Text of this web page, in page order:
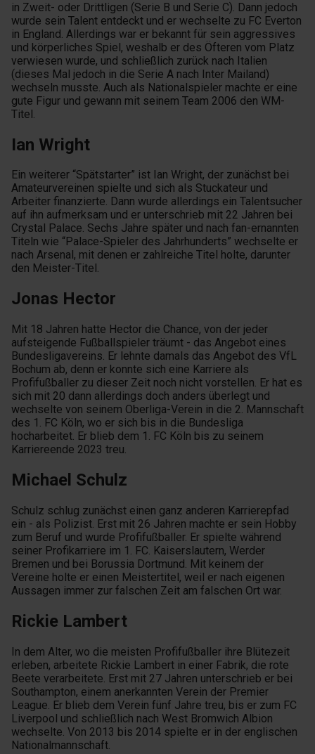
in Zweit- oder Drittligen (Serie B und Serie C). Dann jedoch
wurde sein Talent entdeckt und er wechselte zu FC Everton
in England. Allerdings war er bekannt für sein aggressives
und körperliches Spiel, weshalb er des Öfteren vom Platz
verwiesen wurde, und schließlich zurück nach Italien
(dieses Mal jedoch in die Serie A nach Inter Mailand)
wechseln musste. Auch als Nationalspieler machte er eine
gute Figur und gewann mit seinem Team 2006 den WM-
Titel.
Ian Wright
Ein weiterer “Spätstarter” ist Ian Wright, der zunächst bei
Amateurvereinen spielte und sich als Stuckateur und
Arbeiter finanzierte. Dann wurde allerdings ein Talentsucher
auf ihn aufmerksam und er unterschrieb mit 22 Jahren bei
Crystal Palace. Sechs Jahre später und nach fan-ernannten
Titeln wie “Palace-Spieler des Jahrhunderts” wechselte er
nach Arsenal, mit denen er zahlreiche Titel holte, darunter
den Meister-Titel.
Jonas Hector
Mit 18 Jahren hatte Hector die Chance, von der jeder
aufsteigende Fußballspieler träumt - das Angebot eines
Bundesligavereins. Er lehnte damals das Angebot des VfL
Bochum ab, denn er konnte sich eine Karriere als
Profifußballer zu dieser Zeit noch nicht vorstellen. Er hat es
sich mit 20 dann allerdings doch anders überlegt und
wechselte von seinem Oberliga-Verein in die 2. Mannschaft
des 1. FC Köln, wo er sich bis in die Bundesliga
hocharbeitet. Er blieb dem 1. FC Köln bis zu seinem
Karriereende 2023 treu.
Michael Schulz
Schulz schlug zunächst einen ganz anderen Karrierepfad
ein - als Polizist. Erst mit 26 Jahren machte er sein Hobby
zum Beruf und wurde Profifußballer. Er spielte während
seiner Profikarriere im 1. FC. Kaiserslautern, Werder
Bremen und bei Borussia Dortmund. Mit keinem der
Vereine holte er einen Meistertitel, weil er nach eigenen
Aussagen immer zur falschen Zeit am falschen Ort war.
Rickie Lambert
In dem Alter, wo die meisten Profifußballer ihre Blütezeit
erleben, arbeitete Rickie Lambert in einer Fabrik, die rote
Beete verarbeitete. Erst mit 27 Jahren unterschrieb er bei
Southampton, einem anerkannten Verein der Premier
League. Er blieb dem Verein fünf Jahre treu, bis er zum FC
Liverpool und schließlich nach West Bromwich Albion
wechselte. Von 2013 bis 2014 spielte er in der englischen
Nationalmannschaft.